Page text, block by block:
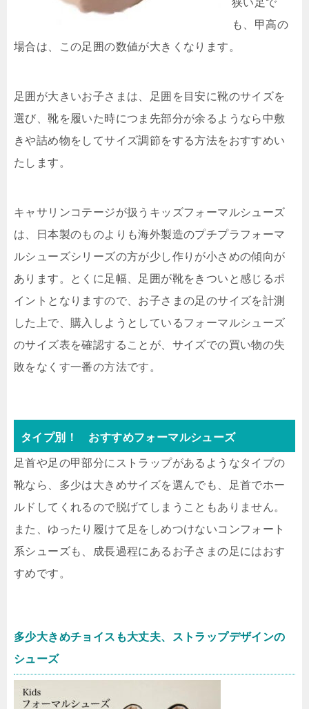
狭い足で
も、甲高の
場合は、この足囲の数値が大きくなります。
足囲が大きいお子さまは、足囲を目安に靴のサイズを
選び、靴を履いた時につま先部分が余るようなら中敷
きや詰め物をしてサイズ調節をする方法をおすすめい
たします。
キャサリンコテージが扱うキッズフォーマルシューズ
は、日本製のものよりも海外製造のプチプラフォーマ
ルシューズシリーズの方が少し作りが小さめの傾向が
あります。とくに足幅、足囲が靴をきついと感じるポ
イントとなりますので、お子さまの足のサイズを計測
した上で、購入しようとしているフォーマルシューズ
のサイズ表を確認することが、サイズでの買い物の失
敗をなくす一番の方法です。
タイプ別！ おすすめフォーマルシューズ
足首や足の甲部分にストラップがあるようなタイプの
靴なら、多少は大きめサイズを選んでも、足首でホー
ルドしてくれるので脱げてしまうこともありません。
また、ゆったり履けて足をしめつけないコンフォート
系シューズも、成長過程にあるお子さまの足にはおす
すめです。
多少大きめチョイスも大丈夫、ストラップデザインの
シューズ